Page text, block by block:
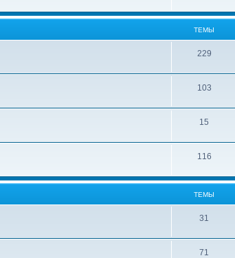
ТЕМЫ
229
103
15
116
ТЕМЫ
31
71